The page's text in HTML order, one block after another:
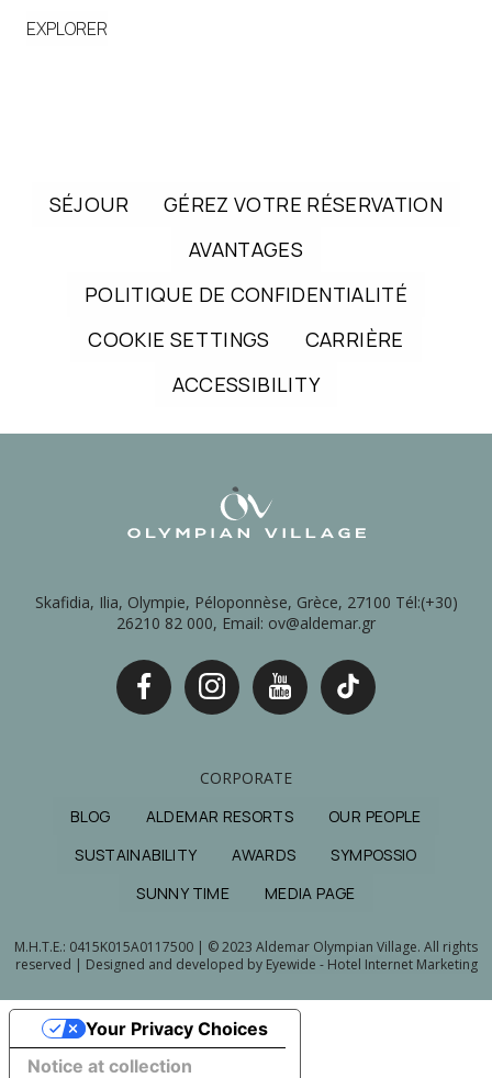
EXPLORER
SÉJOUR
GÉREZ VOTRE RÉSERVATION
AVANTAGES
POLITIQUE DE CONFIDENTIALITÉ
COOKIE SETTINGS
CARRIÈRE
ACCESSIBILITY
Skafidia, Ilia, Olympie, Péloponnèse, Grèce, 27100 Tél:(+30)
26210 82 000, Email: ov@aldemar.gr
CORPORATE
BLOG
ALDEMAR RESORTS
OUR PEOPLE
SUSTAINABILITY
AWARDS
SYMPOSSIO
SUNNY TIME
MEDIA PAGE
M.H.T.E.: 0415Κ015Α0117500 | © 2023 Aldemar Olympian Village. All rights
reserved | Designed and developed by Eyewide - Hotel Internet Marketing
Notice at collection
Your Privacy Choices